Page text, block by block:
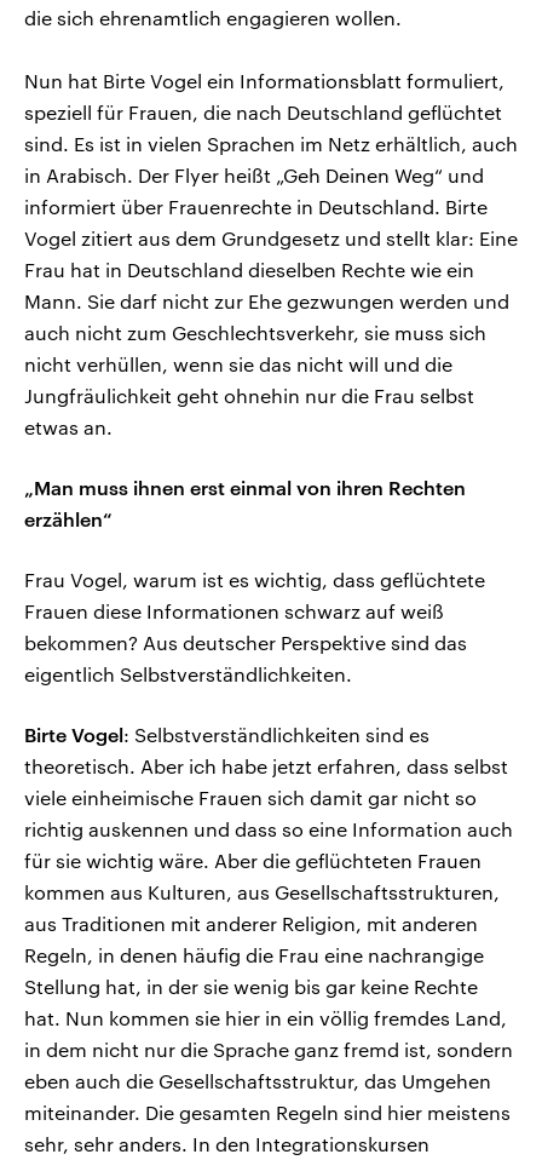
die sich ehrenamtlich engagieren wollen.
Nun hat Birte Vogel ein Informationsblatt formuliert,
speziell für Frauen, die nach Deutschland geflüchtet
sind. Es ist in vielen Sprachen im Netz erhältlich, auch
in Arabisch. Der Flyer heißt „Geh Deinen Weg“ und
informiert über Frauenrechte in Deutschland. Birte
Vogel zitiert aus dem Grundgesetz und stellt klar: Eine
Frau hat in Deutschland dieselben Rechte wie ein
Mann. Sie darf nicht zur Ehe gezwungen werden und
auch nicht zum Geschlechtsverkehr, sie muss sich
nicht verhüllen, wenn sie das nicht will und die
Jungfräulichkeit geht ohnehin nur die Frau selbst
etwas an.
„Man muss ihnen erst einmal von ihren Rechten
erzählen“
Frau Vogel, warum ist es wichtig, dass geflüchtete
Frauen diese Informationen schwarz auf weiß
bekommen? Aus deutscher Perspektive sind das
eigentlich Selbstverständlichkeiten.
Birte Vogel: Selbstverständlichkeiten sind es
theoretisch. Aber ich habe jetzt erfahren, dass selbst
viele einheimische Frauen sich damit gar nicht so
richtig auskennen und dass so eine Information auch
für sie wichtig wäre. Aber die geflüchteten Frauen
kommen aus Kulturen, aus Gesellschaftsstrukturen,
aus Traditionen mit anderer Religion, mit anderen
Regeln, in denen häufig die Frau eine nachrangige
Stellung hat, in der sie wenig bis gar keine Rechte
hat. Nun kommen sie hier in ein völlig fremdes Land,
in dem nicht nur die Sprache ganz fremd ist, sondern
eben auch die Gesellschaftsstruktur, das Umgehen
miteinander. Die gesamten Regeln sind hier meistens
sehr, sehr anders. In den Integrationskursen